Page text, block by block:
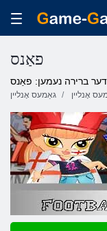
פאַנס
ברירה נעמען: פאַנס
גאַמעס אָנליין אָנליין